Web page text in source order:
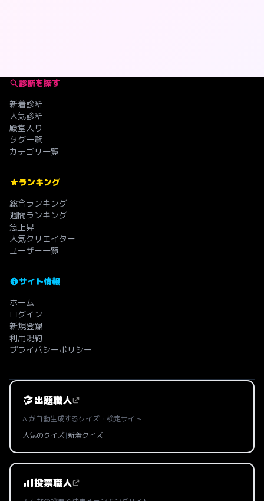
診断を探す
新着診断
人気診断
殿堂入り
タグ一覧
カテゴリ一覧
ランキング
総合ランキング
週間ランキング
急上昇
人気クリエイター
ユーザー一覧
サイト情報
ホーム
ログイン
新規登録
利用規約
プライバシーポリシー
出題職人
AIが自動生成するクイズ・検定サイト
人気のクイズ|新着クイズ
投票職人